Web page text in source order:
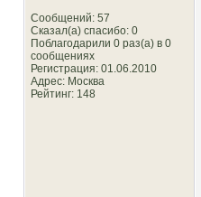
Сообщений: 57
Сказал(а) спасибо: 0
Поблагодарили 0 раз(а) в 0
сообщениях
Регистрация: 01.06.2010
Адрес: Москва
Рейтинг: 148